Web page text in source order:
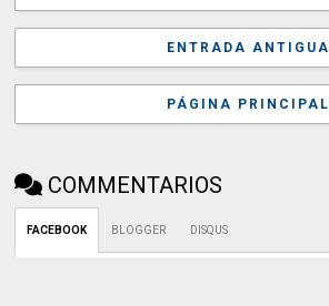
ENTRADA ANTIGUA
PÁGINA PRINCIPAL
COMMENTARIOS
FACEBOOK BLOGGER DISQUS